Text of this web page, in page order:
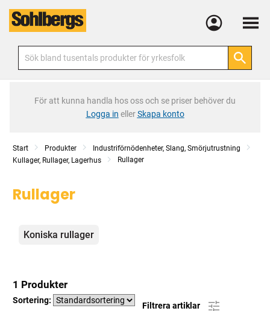
Meny
För att kunna handla hos oss och se priser behöver du
Logga in ellerSkapa konto
Start Produkter
Industriförnödenheter, Slang, Smörjutrustning
Kullager, Rullager, Lagerhus
Rullager
Rullager
Kategorier
Koniska rullager
1 Produkter
Sortering:
Filtrera artiklar